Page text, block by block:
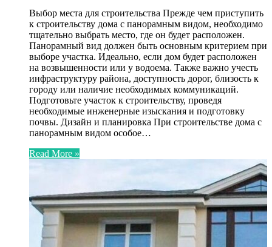
Выбор места для строительства Прежде чем приступить
к строительству дома с панорамным видом, необходимо
тщательно выбрать место, где он будет расположен.
Панорамный вид должен быть основным критерием при
выборе участка. Идеально, если дом будет расположен
на возвышенности или у водоема. Также важно учесть
инфраструктуру района, доступность дорог, близость к
городу или наличие необходимых коммуникаций.
Подготовьте участок к строительству, проведя
необходимые инженерные изыскания и подготовку
почвы. Дизайн и планировка При строительстве дома с
панорамным видом особое…
Read More »